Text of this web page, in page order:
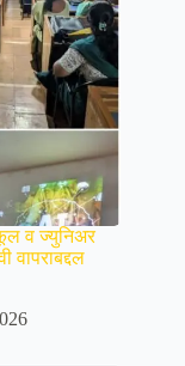
व ज्युनिअर
वापराबद्दल